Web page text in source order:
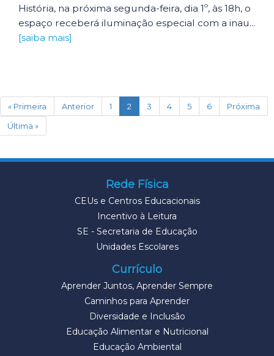
História, na próxima segunda-feira, dia 1º, às 18h, o
espaço receberá iluminação especial com a inau...
[saiba mais]
« Primeira Anterior 1 2 (current)
3 4 5 6
Próxima
Última »
Rede Física
CEUs e Centros Educacionais
Incentivo à Leitura
SE - Secretaria de Educação
Unidades Escolares
Currículo
Aprender Juntos, Aprender Sempre
Caminhos para Aprender
Diversidade e Inclusão
Educação Alimentar e Nutricional
Educação Ambiental